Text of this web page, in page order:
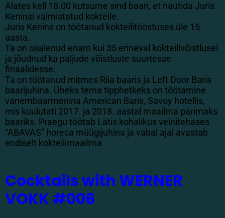
Alates kell 18.00 kutsume sind baari, et nautida Juris
Keninsi valmistatud kokteile.
Juris Kenins on töötanud kokteilitööstuses üle 15
aasta.
Ta on osalenud enam kui 35 erineval kokteilivõistlusel
ja jõudnud ka paljude võistluste suurtesse
finaalidesse.
Ta on töötanud mitmes Riia baaris ja Left Door Baris
baarijuhina. Üheks tema tipphetkeks on töötamine
vanembaarmenina American Baris, Savoy hotellis,
mis kuulutati 2017. ja 2018. aastal maailma parimaks
baariks. Praegu töötab Lätis kohalikus veinitehases
“ABAVAS” horeca müügijuhina ja vabal ajal avastab
endiselt kokteilimaailma
Cocktails with WERNER
VOKK #006